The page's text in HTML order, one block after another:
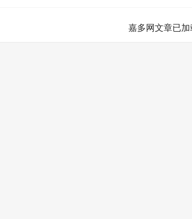
嘉多网文章已